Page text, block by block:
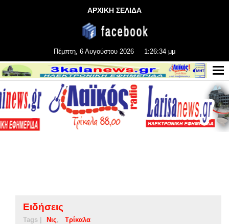
ΑΡΧΙΚΗ ΣΕΛΙΔΑ
Πέμπτη, 6 Αυγούστου 2026 1:26:34 μμ
Ειδήσεις
Tags | Νις Τρίκαλα